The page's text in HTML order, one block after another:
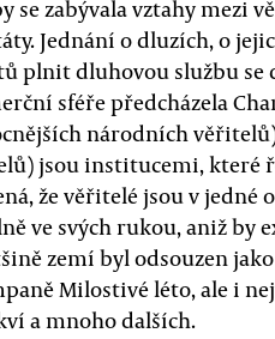
se zabývala vztahy mezi
Jednání o dluzích, o
plnit dluhovou službu se
sféře předcházela
národních
jsou institucemi, které
že věřitelé jsou v jedné
ve svých rukou, aniž by
zemí byl odsouzen
Milostivé léto, ale i
a mnoho dalších.